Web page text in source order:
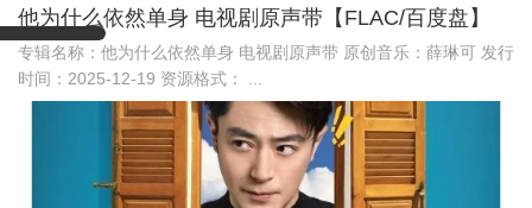
他为什么依然单身 电视剧原声带【FLAC/百度盘】
专辑名称：他为什么依然单身 电视剧原声带 原创音乐：薛琳可 发行
时间：2025-12-19 资源格式： ...